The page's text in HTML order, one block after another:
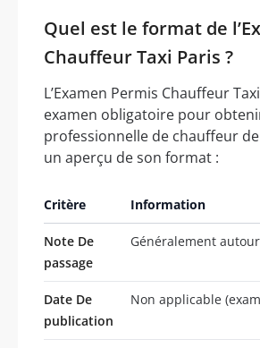
Quel est le format de
Chauffeur Taxi Paris ?
L’Examen Permis Chauffeur
examen obligatoire pour
professionnelle de chauffeur
un aperçu de son format :
Critère Information
Note De
passage
Généralement
Date De
publication
Non applicable